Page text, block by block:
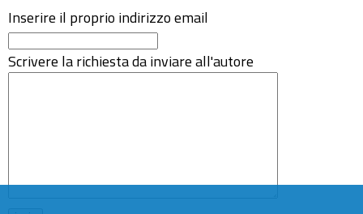
Inserire il proprio indirizzo email
Scrivere la richiesta da inviare all'autore